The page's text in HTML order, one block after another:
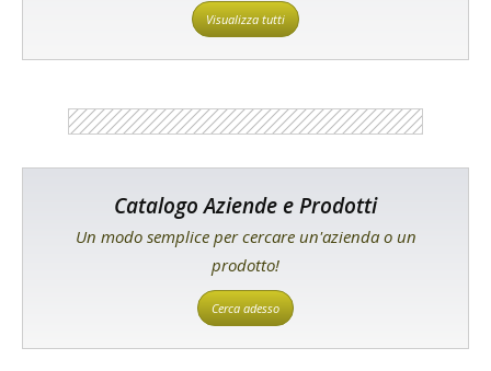
Visualizza tutti
Catalogo Aziende e Prodotti
Un modo semplice per cercare un'azienda o un
prodotto!
Cerca adesso